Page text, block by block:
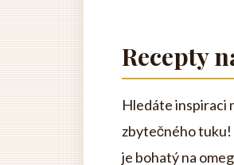
Recepty
Hledáte inspiraci
zbytečného tuku!
je bohatý na